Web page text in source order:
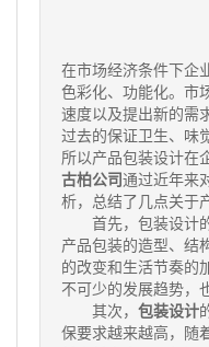
在市场经济条件下企
色彩化、功能化。市
速度以及提出新的需
过去的保证卫生、味
所以产品包装设计在
古柏公司 通过近年来
析，总结了几点关于
首先，包装设计的
产品包装的造型、结
的改变和生活节奏的
不可少的发展趋势，
其次， 包装设计
保要求越来越高，随